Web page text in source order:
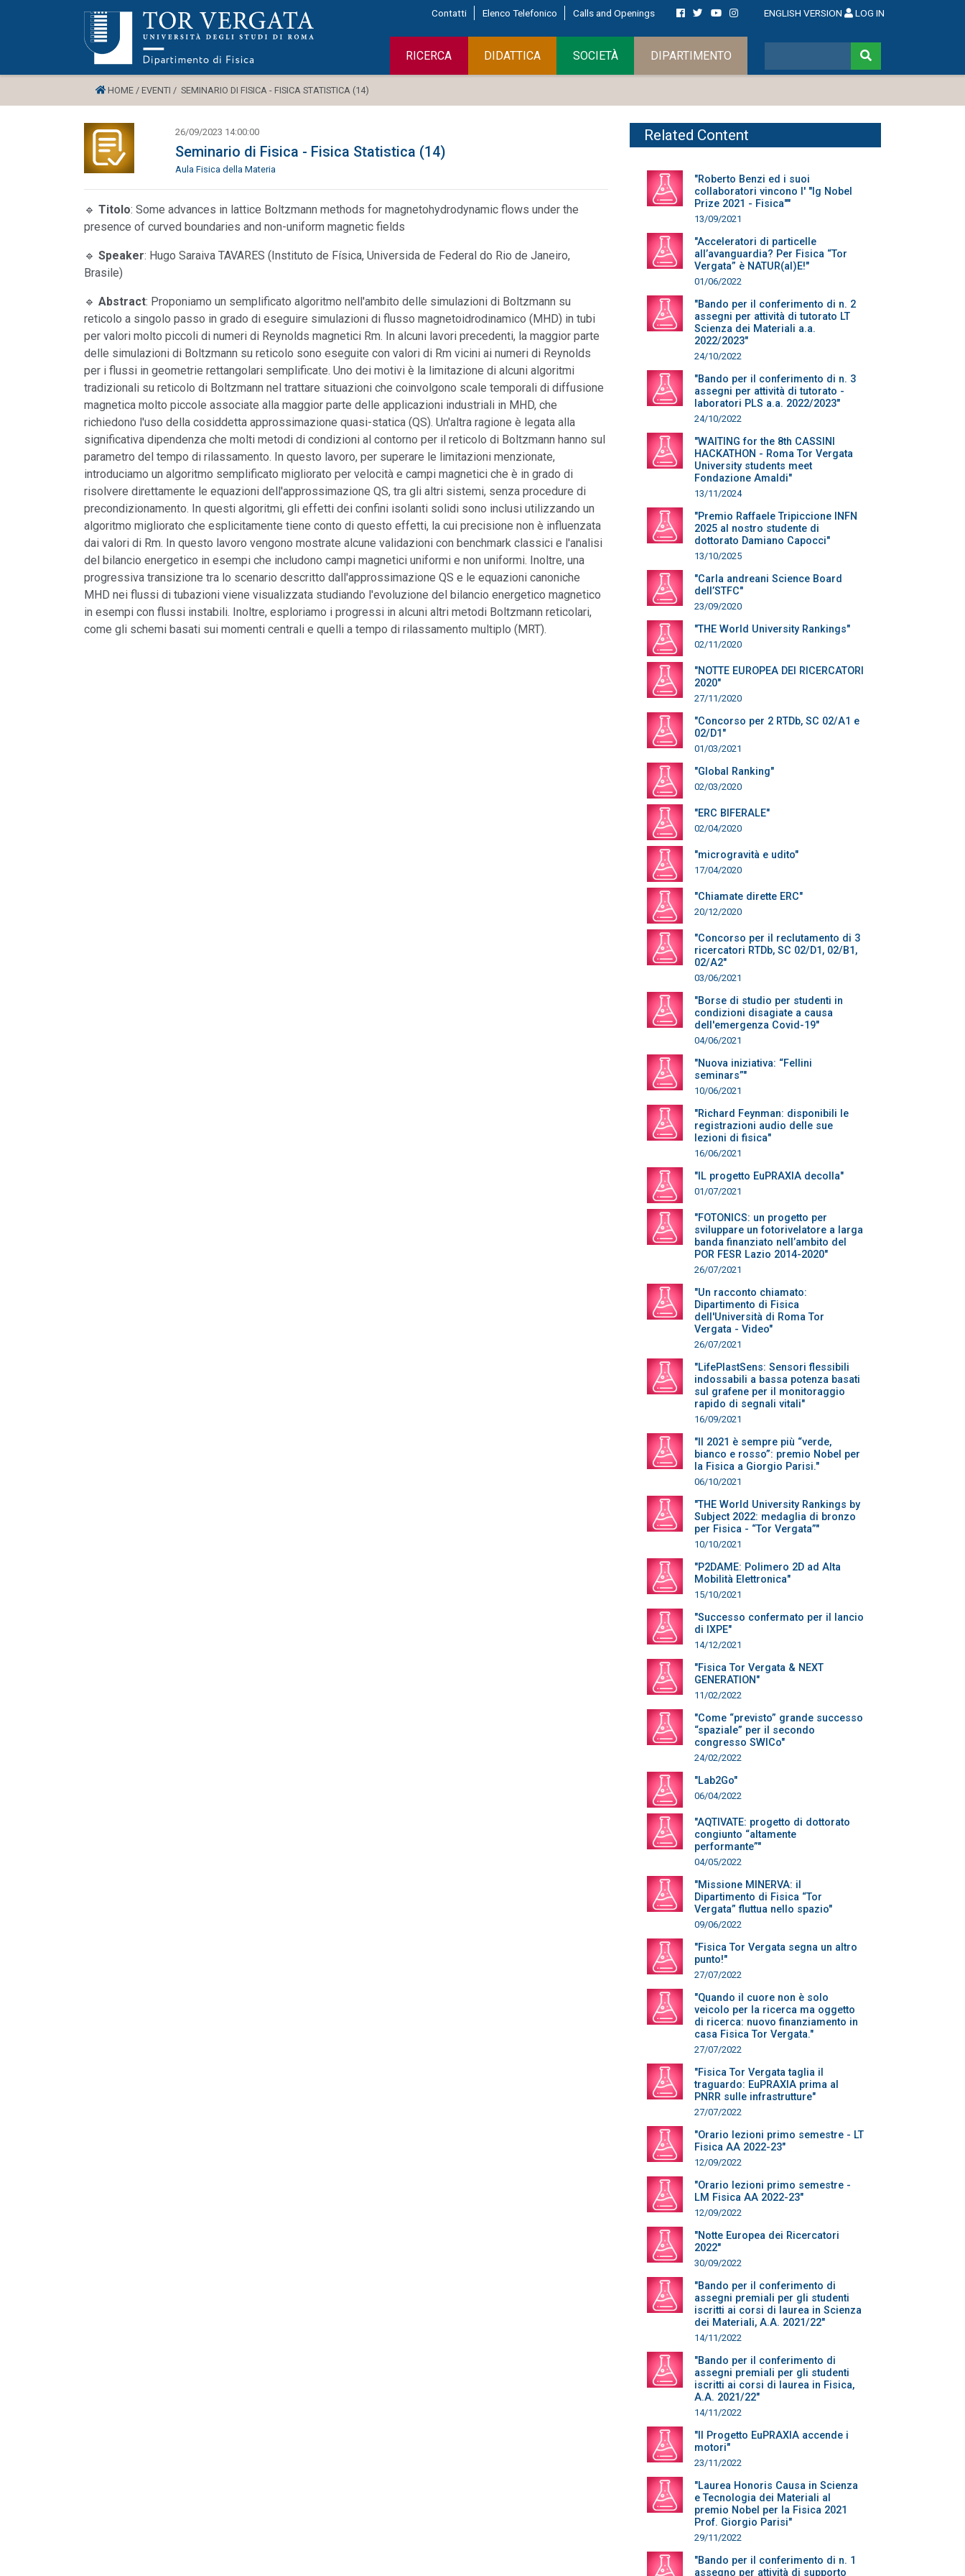
Contatti Elenco Telefonico Calls and Openings ENGLISH VERSION LOG IN
RICERCA DIDATTICA SOCIETÀ DIPARTIMENTO
HOME / EVENTI / SEMINARIO DI FISICA - FISICA STATISTICA (14)
26/09/2023 14:00:00
Seminario di Fisica - Fisica Statistica (14)
Aula Fisica della Materia
🔹 Titolo: Some advances in lattice Boltzmann methods for magnetohydrodynamic flows under the
presence of curved boundaries and non-uniform magnetic fields
🔹 Speaker: Hugo Saraiva TAVARES (Instituto de Física, Universida de Federal do Rio de Janeiro,
Brasile)
🔹 Abstract: Proponiamo un semplificato algoritmo nell'ambito delle simulazioni di Boltzmann su
reticolo a singolo passo in grado di eseguire simulazioni di flusso magnetoidrodinamico (MHD) in tubi
per valori molto piccoli di numeri di Reynolds magnetici Rm. In alcuni lavori precedenti, la maggior parte
delle simulazioni di Boltzmann su reticolo sono eseguite con valori di Rm vicini ai numeri di Reynolds
per i flussi in geometrie rettangolari semplificate. Uno dei motivi è la limitazione di alcuni algoritmi
tradizionali su reticolo di Boltzmann nel trattare situazioni che coinvolgono scale temporali di diffusione
magnetica molto piccole associate alla maggior parte delle applicazioni industriali in MHD, che
richiedono l'uso della cosiddetta approssimazione quasi-statica (QS). Un'altra ragione è legata alla
significativa dipendenza che molti metodi di condizioni al contorno per il reticolo di Boltzmann hanno sul
parametro del tempo di rilassamento. In questo lavoro, per superare le limitazioni menzionate,
introduciamo un algoritmo semplificato migliorato per velocità e campi magnetici che è in grado di
risolvere direttamente le equazioni dell'approssimazione QS, tra gli altri sistemi, senza procedure di
precondizionamento. In questi algoritmi, gli effetti dei confini isolanti solidi sono inclusi utilizzando un
algoritmo migliorato che esplicitamente tiene conto di questo effetti, la cui precisione non è influenzata
dai valori di Rm. In questo lavoro vengono mostrate alcune validazioni con benchmark classici e l'analisi
del bilancio energetico in esempi che includono campi magnetici uniformi e non uniformi. Inoltre, una
progressiva transizione tra lo scenario descritto dall'approssimazione QS e le equazioni canoniche
MHD nei flussi di tubazioni viene visualizzata studiando l'evoluzione del bilancio energetico magnetico
in esempi con flussi instabili. Inoltre, esploriamo i progressi in alcuni altri metodi Boltzmann reticolari,
come gli schemi basati sui momenti centrali e quelli a tempo di rilassamento multiplo (MRT).
Related Content
"Roberto Benzi ed i suoi
collaboratori vincono l' "Ig Nobel
Prize 2021 - Fisica""
13/09/2021
"Acceleratori di particelle
all’avanguardia? Per Fisica “Tor
Vergata” è NATUR(al)E!"
01/06/2022
"Bando per il conferimento di n. 2
assegni per attività di tutorato LT
Scienza dei Materiali a.a.
2022/2023"
24/10/2022
"Bando per il conferimento di n. 3
assegni per attività di tutorato -
laboratori PLS a.a. 2022/2023"
24/10/2022
"WAITING for the 8th CASSINI
HACKATHON - Roma Tor Vergata
University students meet
Fondazione Amaldi"
13/11/2024
"Premio Raffaele Tripiccione INFN
2025 al nostro studente di
dottorato Damiano Capocci"
13/10/2025
"Carla andreani Science Board
dell’STFC"
23/09/2020
"THE World University Rankings"
02/11/2020
"NOTTE EUROPEA DEI RICERCATORI
2020"
27/11/2020
"Concorso per 2 RTDb, SC 02/A1 e
02/D1"
01/03/2021
"Global Ranking"
02/03/2020
"ERC BIFERALE"
02/04/2020
"microgravità e udito"
17/04/2020
"Chiamate dirette ERC"
20/12/2020
"Concorso per il reclutamento di 3
ricercatori RTDb, SC 02/D1, 02/B1,
02/A2"
03/06/2021
"Borse di studio per studenti in
condizioni disagiate a causa
dell'emergenza Covid-19"
04/06/2021
"Nuova iniziativa: “Fellini
seminars”"
10/06/2021
"Richard Feynman: disponibili le
registrazioni audio delle sue
lezioni di fisica"
16/06/2021
"IL progetto EuPRAXIA decolla"
01/07/2021
"FOTONICS: un progetto per
sviluppare un fotorivelatore a larga
banda finanziato nell’ambito del
POR FESR Lazio 2014-2020"
26/07/2021
"Un racconto chiamato:
Dipartimento di Fisica
dell'Università di Roma Tor
Vergata - Video"
26/07/2021
"LifePlastSens: Sensori flessibili
indossabili a bassa potenza basati
sul grafene per il monitoraggio
rapido di segnali vitali"
16/09/2021
"Il 2021 è sempre più “verde,
bianco e rosso”: premio Nobel per
la Fisica a Giorgio Parisi."
06/10/2021
"THE World University Rankings by
Subject 2022: medaglia di bronzo
per Fisica - “Tor Vergata”"
10/10/2021
"P2DAME: Polimero 2D ad Alta
Mobilità Elettronica"
15/10/2021
"Successo confermato per il lancio
di IXPE"
14/12/2021
"Fisica Tor Vergata & NEXT
GENERATION"
11/02/2022
"Come “previsto” grande successo
“spaziale” per il secondo
congresso SWICo"
24/02/2022
"Lab2Go"
06/04/2022
"AQTIVATE: progetto di dottorato
congiunto “altamente
performante”"
04/05/2022
"Missione MINERVA: il
Dipartimento di Fisica “Tor
Vergata” fluttua nello spazio"
09/06/2022
"Fisica Tor Vergata segna un altro
punto!"
27/07/2022
"Quando il cuore non è solo
veicolo per la ricerca ma oggetto
di ricerca: nuovo finanziamento in
casa Fisica Tor Vergata."
27/07/2022
"Fisica Tor Vergata taglia il
traguardo: EuPRAXIA prima al
PNRR sulle infrastrutture"
27/07/2022
"Orario lezioni primo semestre - LT
Fisica AA 2022-23"
12/09/2022
"Orario lezioni primo semestre -
LM Fisica AA 2022-23"
12/09/2022
"Notte Europea dei Ricercatori
2022"
30/09/2022
"Bando per il conferimento di
assegni premiali per gli studenti
iscritti ai corsi di laurea in Scienza
dei Materiali, A.A. 2021/22"
14/11/2022
"Bando per il conferimento di
assegni premiali per gli studenti
iscritti ai corsi di laurea in Fisica,
A.A. 2021/22"
14/11/2022
"Il Progetto EuPRAXIA accende i
motori"
23/11/2022
"Laurea Honoris Causa in Scienza
e Tecnologia dei Materiali al
premio Nobel per la Fisica 2021
Prof. Giorgio Parisi"
29/11/2022
"Bando per il conferimento di n. 1
assegno per attività di supporto